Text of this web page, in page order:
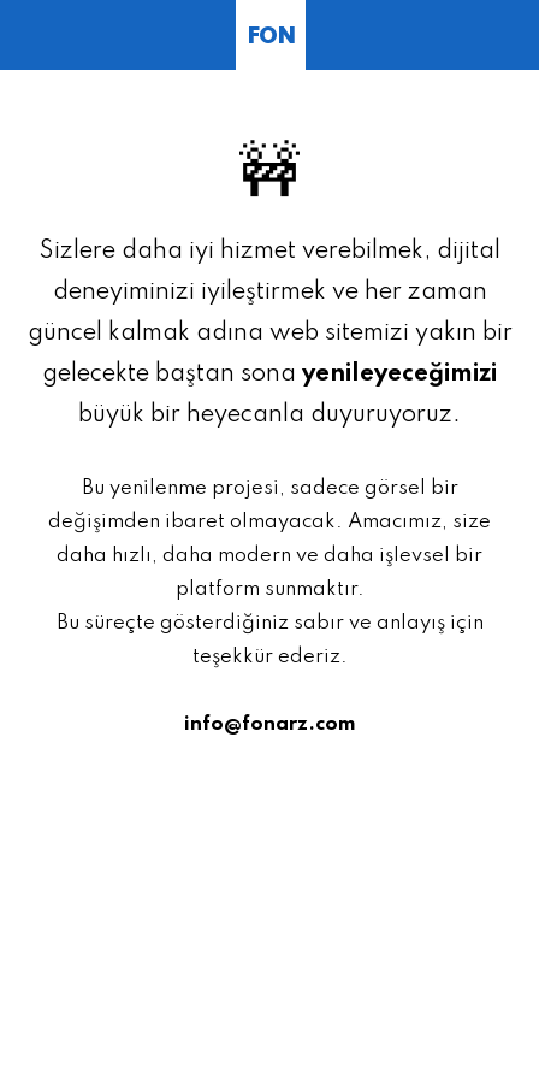
FON
🚧
Sizlere daha iyi hizmet verebilmek, dijital
deneyiminizi iyileştirmek ve her zaman
güncel kalmak adına web sitemizi yakın bir
gelecekte baştan sona yenileyeceğimizi
büyük bir heyecanla duyuruyoruz.
Bu yenilenme projesi, sadece görsel bir
değişimden ibaret olmayacak. Amacımız, size
daha hızlı, daha modern ve daha işlevsel bir
platform sunmaktır.
Bu süreçte gösterdiğiniz sabır ve anlayış için
teşekkür ederiz.
info@fonarz.com